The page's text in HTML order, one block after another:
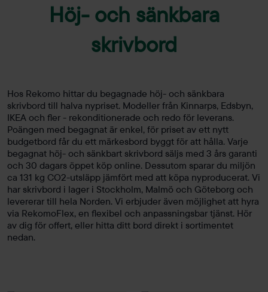
Höj- och sänkbara
skrivbord
Hos Rekomo hittar du begagnade höj- och sänkbara
skrivbord till halva nypriset. Modeller från Kinnarps, Edsbyn,
IKEA och fler - rekonditionerade och redo för leverans.
Poängen med begagnat är enkel, för priset av ett nytt
budgetbord får du ett märkesbord byggt för att hålla. Varje
begagnat höj- och sänkbart skrivbord säljs med 3 års garanti
och 30 dagars öppet köp online. Dessutom sparar du miljön
ca 131 kg CO2-utsläpp jämfört med att köpa nyproducerat. Vi
har skrivbord i lager i Stockholm, Malmö och Göteborg och
levererar till hela Norden. Vi erbjuder även möjlighet att hyra
via RekomoFlex, en flexibel och anpassningsbar tjänst. Hör
av dig för offert, eller hitta ditt bord direkt i sortimentet
nedan.